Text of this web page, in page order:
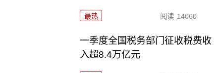
最热 阅读 14060
一季度全国税务部门征收税费收
入超8.4万亿元